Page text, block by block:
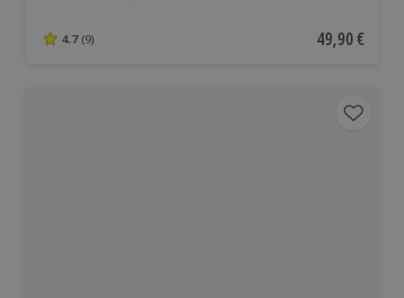
4.7 von 5 Sternen basierend auf 9 Bewertungen
4.7 (9) Aktueller
49,90 €